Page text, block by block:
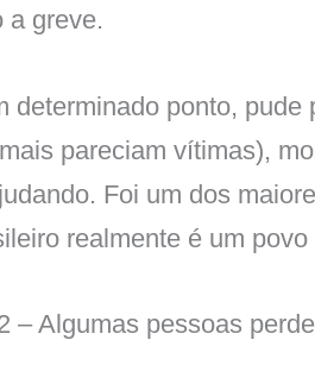
a greve.
determinado ponto,
pareciam vítimas),
Foi um dos
realmente é um
– Algumas pessoas